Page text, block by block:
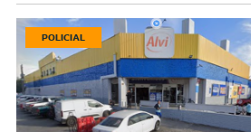
POLICIAL